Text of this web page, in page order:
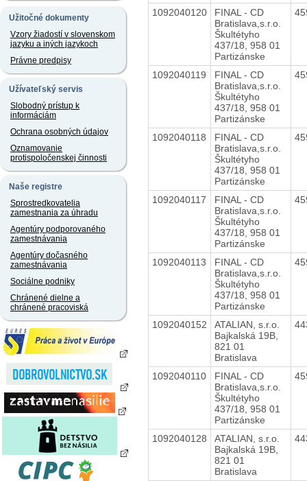
Užitočné dokumenty
Vzory žiadostí v slovenskom
jazyku a iných jazykoch
Právne predpisy
Užívateľský servis
Slobodný prístup k
informáciám
Ochrana osobných údajov
Oznamovanie
protispoločenskej činnosti
Naše registre
Sprostredkovatelia
zamestnania za úhradu
Agentúry podporovaného
zamestnávania
Agentúry dočasného
zamestnávania
Sociálne podniky
Chránené dielne a
chránené pracoviská
1092040120
FINAL - CD
Bratislava,s.r.o.
Škultétyho
437/18, 958 01
Partizánske
1092040119
FINAL - CD
Bratislava,s.r.o.
Škultétyho
437/18, 958 01
Partizánske
1092040118
FINAL - CD
Bratislava,s.r.o.
Škultétyho
437/18, 958 01
Partizánske
1092040117
FINAL - CD
Bratislava,s.r.o.
Škultétyho
437/18, 958 01
Partizánske
1092040113
FINAL - CD
Bratislava,s.r.o.
Škultétyho
437/18, 958 01
Partizánske
1092040152
ATALIAN, s.r.o.
Bajkalská 19B,
821 01
Bratislava
1092040110
FINAL - CD
Bratislava,s.r.o.
Škultétyho
437/18, 958 01
Partizánske
1092040128
ATALIAN, s.r.o.
Bajkalská 19B,
821 01
Bratislava